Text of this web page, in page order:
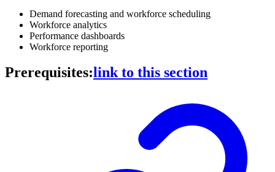
Demand forecasting and workforce scheduling
Workforce analytics
Performance dashboards
Workforce reporting
Prerequisites:link to this section